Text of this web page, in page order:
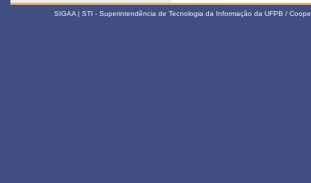
SIGAA | STI - Superintendência de Tecnologia da Informação da UFPB /